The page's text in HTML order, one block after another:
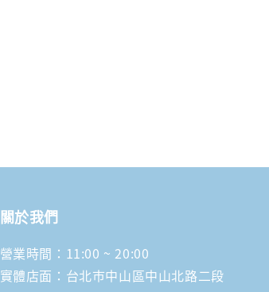
關於我們
營業時間：11:00 ~ 20:00
實體店面：台北市中山區中山北路二段